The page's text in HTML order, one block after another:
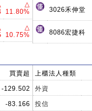
△
11.80%
△
10.75%
3026禾伸堂
8086宏捷科
買賣超
-129.502
-83.166
上櫃法人種類
外資
投信